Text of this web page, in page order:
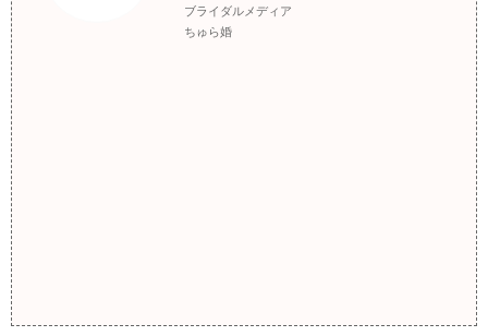
ブライダルメディア
ちゅら婚